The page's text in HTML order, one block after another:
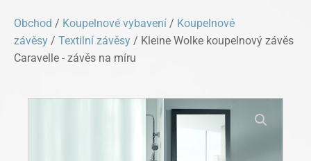
Obchod / Koupelnové vybavení / Koupelnové
závěsy / Textilní závěsy / Kleine Wolke koupelnový závěs
Caravelle - závěs na míru